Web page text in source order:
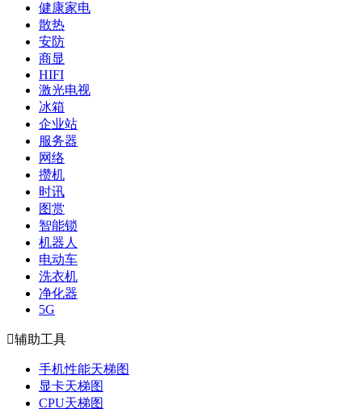
健康家电
散热
安防
商显
HIFI
激光电视
冰箱
企业站
服务器
网络
攒机
时讯
图赏
智能锁
机器人
电动车
洗衣机
净化器
5G
辅助工具
手机性能天梯图
显卡天梯图
CPU天梯图